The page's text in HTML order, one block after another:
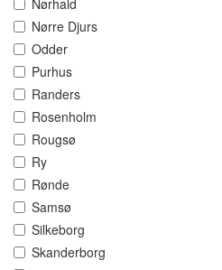
Nørhald
Nørre Djurs
Odder
Purhus
Randers
Rosenholm
Rougsø
Ry
Rønde
Samsø
Silkeborg
Skanderborg